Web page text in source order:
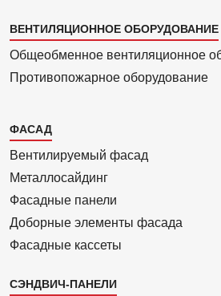
ВЕНТИЛЯЦИОННОЕ ОБОРУДОВАНИЕ
Общеобменное вентиляционное
Противопожарное оборудование
Каталог
2
ФАСАД
Вентилиру­емый фасад
Металло­сайдинг
Фасадные панели
Доборные элементы фасада
Фасадные кассеты
СЭНДВИЧ-ПАНЕЛИ